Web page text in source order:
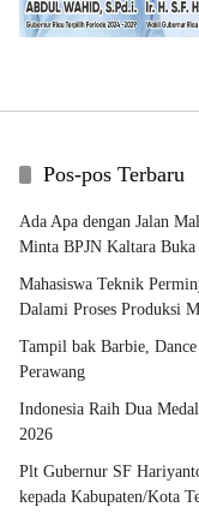
Pos-pos Terbaru
Ada Apa dengan Jalan
Minta BPJN Kaltara Buka
Mahasiswa Teknik
Dalami Proses Produksi
Tampil bak Barbie,
Perawang
Indonesia Raih Dua
2026
Plt Gubernur SF
kepada Kabupaten/Kota